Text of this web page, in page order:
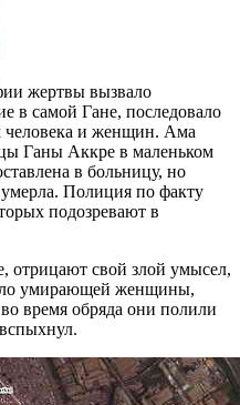
жертвы вызвало
в самой Гане, последовало
человека и женщин. Ама
Ганы Аккре в маленьком
в больницу, но
Полиция по факту
подозревают в
отрицают свой злой умысел,
умирающей женщины,
время обряда они полили